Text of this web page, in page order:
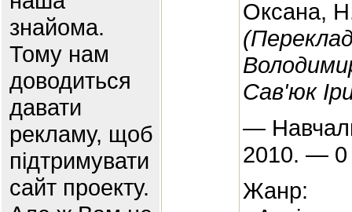
знайома.
Тому нам
доводиться
давати
рекламу, щоб
підтримувати
сайт проекту.
Оксана,
Сав'юк
—
2010. — 0
Жанр: